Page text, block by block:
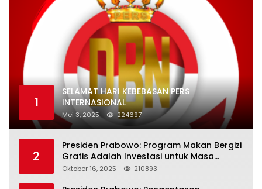
1
SELAMAT HARI KEBEBASAN PERS
INTERNASIONAL
Mei 3, 2025 224697
2
Presiden Prabowo: Program Makan Bergizi
Gratis Adalah Investasi untuk Masa
Depan Bangsa
Oktober 16, 2025 210893